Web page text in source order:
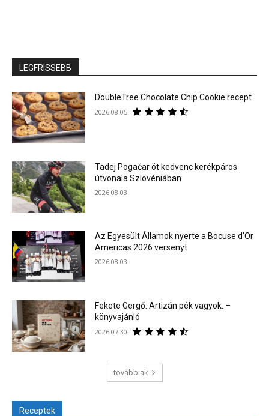
LEGFRISSEBB
DoubleTree Chocolate Chip Cookie recept
2026.08.05.
Tadej Pogačar öt kedvenc kerékpáros
útvonala Szlovéniában
2026.08.03.
Az Egyesült Államok nyerte a Bocuse d’Or
Americas 2026 versenyt
2026.08.03.
Fekete Gergő: Artizán pék vagyok. –
könyvajánló
2026.07.30.
továbbiak
Receptek